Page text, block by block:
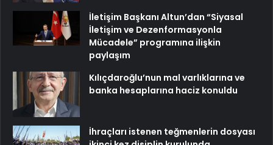
İletişim Başkanı Altun’dan “Siyasal
İletişim ve Dezenformasyonla
Mücadele” programına ilişkin
paylaşım
Kılıçdaroğlu’nun mal varlıklarına ve
banka hesaplarına haciz konuldu
İhraçları istenen teğmenlerin dosyası